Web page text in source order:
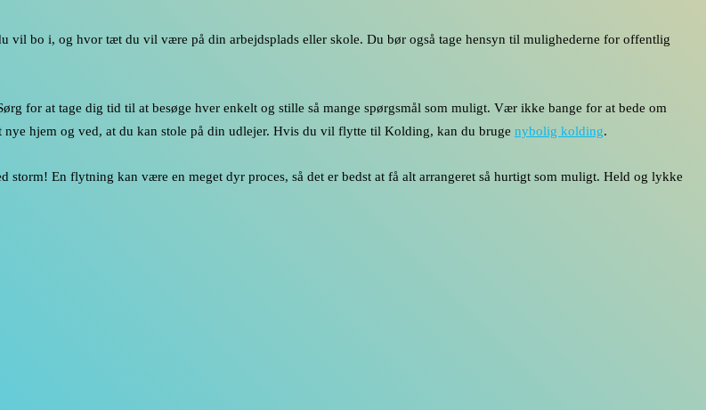
bo i, og hvor tæt du vil være på din arbejdsplads eller skole. Du bør også tage hensyn til mulighederne for offentlig
for at tage dig tid til at besøge hver enkelt og stille så mange spørgsmål som muligt. Vær ikke bange for at bede om
hjem og ved, at du kan stole på din udlejer. Hvis du vil flytte til Kolding, kan du bruge nybolig kolding.
En flytning kan være en meget dyr proces, så det er bedst at få alt arrangeret så hurtigt som muligt. Held og lykke